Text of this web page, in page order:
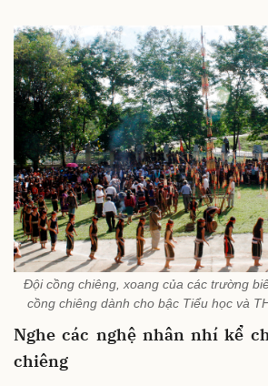
Đội cồng chiêng, xoang của các trường
cồng chiêng dành cho bậc Tiểu học và
Nghe các nghệ nhân nhí kể
chiêng